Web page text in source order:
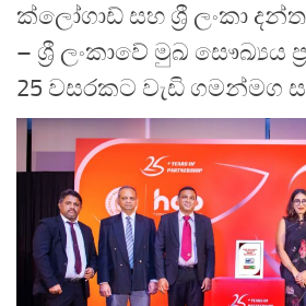
ක්ලෝගාඩ් සහ ශ්‍රී ලංකා
– ශ්‍රී ලංකාවේ මුඛ සෞඛ්‍යය
25 වසරකට වැඩි ගමන්මග